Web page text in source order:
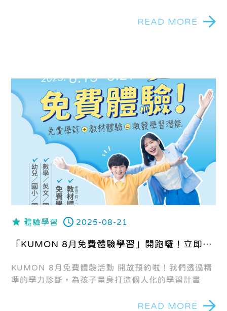
另一條在課業上穩健成長的道路。READ MORE
體驗學習 2025-08-21
「KUMON 8月免費體驗學習」開跑囉！立即加
KUMON 8月免費體驗活動 開放預約啦！我們透過精
準的學力診斷，為孩子量身打造個人化的學習計畫
READ MORE